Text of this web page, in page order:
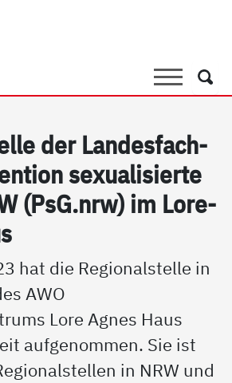
SucheSuche
der Lan­des­fach­
se­xua­li­sier­te
(PsG.nrw) im Lo­re-
hat die Regionalstelle in
AWO
Lore Agnes Haus
aufgenommen. Sie ist
in NRW und